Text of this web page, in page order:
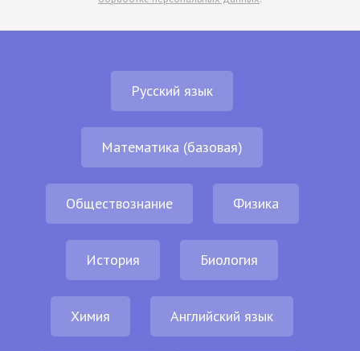
Русский язык
Математика (базовая)
Обществознание Физика
История Биология
Химия Английский язык